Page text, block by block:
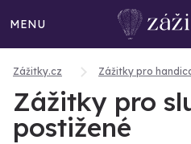
MENU
Zážitky.cz Zážitky pro
Zážitky pro
postižené